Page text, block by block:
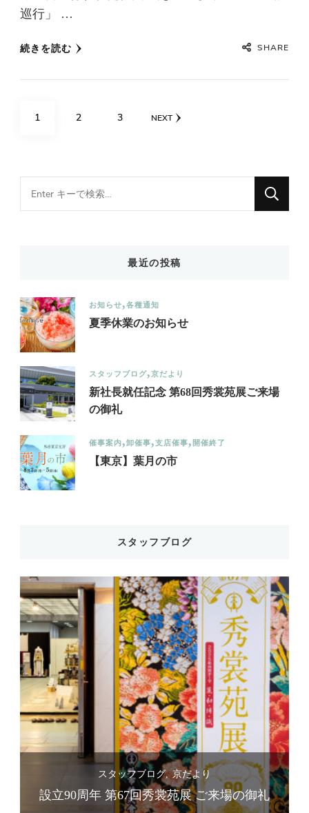
巡行」 …
続きを読む SHARE
投
ペ
ー
り
PAGE
1 PAGE
2 PAGE
3 NEXT
for
最近の投稿
お知らせ 各種通知
夏季休業のお知らせ
スタッフブログ 京だより
新社長就任記念 第68回秀裳苑展ご来場
の御礼
催事案内 卸催事 支店催事 開催終了
【東京】葉月の市
スタッフブログ
スタッフブログ 京だより
設立90周年 第67回秀裳苑展 ご来場の御礼